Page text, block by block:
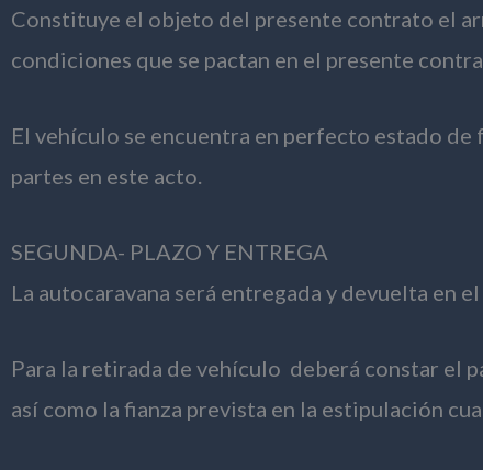
Constituye el objeto del presente contrato el
condiciones que se pactan en el presente
El vehículo se encuentra en perfecto estado
partes en este acto.
SEGUNDA- PLAZO Y ENTREGA
La autocaravana será entregada y devuelta en
Para la retirada de vehículo deberá constar el
así como la fianza prevista en la estipulación